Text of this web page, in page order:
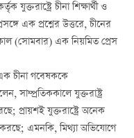
যুক্তরাষ্ট্রে চীনা শিক্ষার্থী ও
এক প্রশ্নের উত্তরে, চীনের
(সোমবার) এক নিয়মিত প্রেস
চীনা গবেষককে
সাম্প্রতিককালে যুক্তরাষ্ট্র
প্রায়শই যুক্তরাষ্ট্রে অনেক
করছে; এমনকি, মিথ্যা অভিযোগে